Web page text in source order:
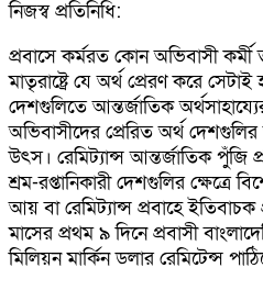
নিজস্ব প্রতিনিধি:
প্রবাসে কর্মরত কোন অভিবাসী কর্মী
মাতৃরাষ্ট্রে যে অর্থ প্রেরণ করে
দেশগুলিতে আন্তর্জাতিক
অভিবাসীদের প্রেরিত অর্থ
উৎস। রেমিট্যান্স আন্তর্জাতিক
শ্রম-রপ্তানিকারী দেশগুলির ক্ষেত্রে
আয় বা রেমিট্যান্স প্রবাহে
মাসের প্রথম ৯ দিনে প্রবাসী
মিলিয়ন মার্কিন ডলার রেমিটেন্স